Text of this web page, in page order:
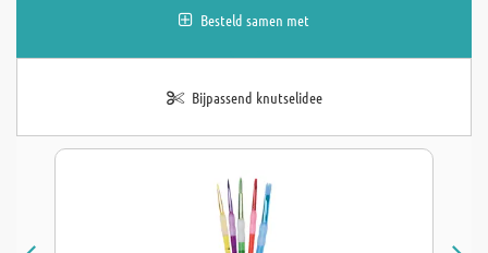
Besteld samen met
Bijpassend knutselidee